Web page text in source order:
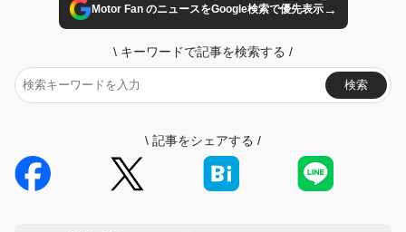
Motor Fan のニュースをGoogle検索で優先表示→
\ キーワードで記事を検索する /
検索
\ 記事をシェアする /